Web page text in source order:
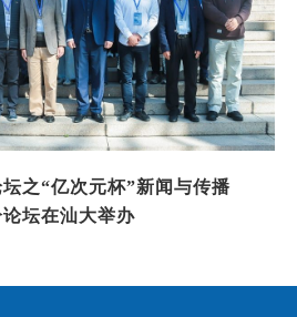
之“亿次元杯”新闻与传播
论坛在汕大举办